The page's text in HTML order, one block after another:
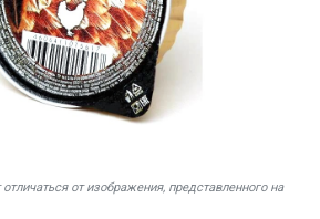
от изображения, представленного на